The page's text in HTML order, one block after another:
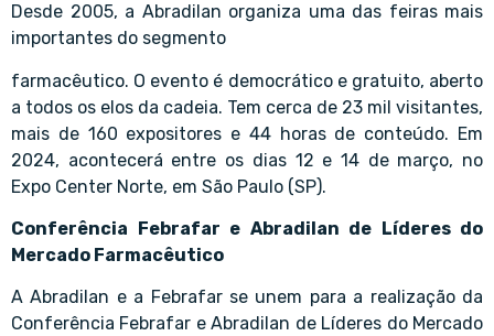
Desde 2005, a Abradilan organiza uma das feiras mais
importantes do segmento
farmacêutico. O evento é democrático e gratuito, aberto
a todos os elos da cadeia. Tem cerca de 23 mil visitantes,
mais de 160 expositores e 44 horas de conteúdo. Em
2024, acontecerá entre os dias 12 e 14 de março, no
Expo Center Norte, em São Paulo (SP).
Conferência Febrafar e Abradilan de Líderes do
Mercado Farmacêutico
A Abradilan e a Febrafar se unem para a realização da
Conferência Febrafar e Abradilan de Líderes do Mercado